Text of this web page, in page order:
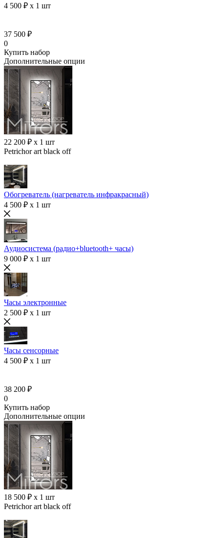
4 500 ₽ x 1 шт
37 500 ₽
0
Купить набор
Дополнительные опции
22 200 ₽ x 1 шт
Petrichor art black off
Обогреватель (нагреватель инфракрасный)
4 500 ₽ x 1 шт
Аудиосистема (радио+bluetooth+ часы)
9 000 ₽ x 1 шт
Часы электронные
2 500 ₽ x 1 шт
Часы сенсорные
4 500 ₽ x 1 шт
38 200 ₽
0
Купить набор
Дополнительные опции
18 500 ₽ x 1 шт
Petrichor art black off